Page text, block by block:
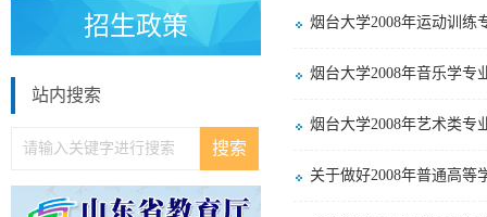
招生政策
站内搜索
烟台大学2008年运动训练
烟台大学2008年音乐学专
烟台大学2008年艺术类专
关于做好2008年普通高等